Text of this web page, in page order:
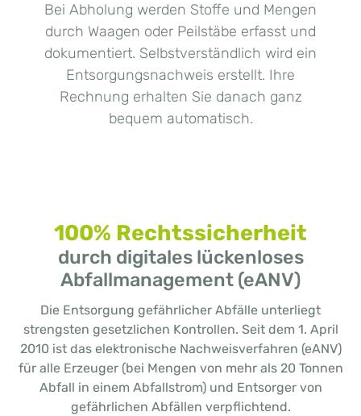
Bei Abholung werden Stoffe und Mengen
durch Waagen oder Peilstäbe erfasst und
dokumentiert. Selbstverständlich wird ein
Entsorgungsnachweis erstellt. Ihre
Rechnung erhalten Sie danach ganz
bequem automatisch.
100% Rechtssicherheit
durch digitales lückenloses
Abfallmanagement (eANV)
Die Entsorgung gefährlicher Abfälle unterliegt
strengsten gesetzlichen Kontrollen. Seit dem 1. April
2010 ist das elektronische Nachweisverfahren (eANV)
für alle Erzeuger (bei Mengen von mehr als 20 Tonnen
Abfall in einem Abfallstrom) und Entsorger von
gefährlichen Abfällen verpflichtend.